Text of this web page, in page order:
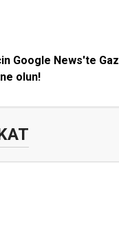
Google News'te
olun!